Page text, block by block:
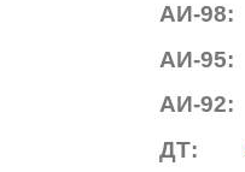
АИ-98:
АИ-95:
АИ-92:
ДТ: